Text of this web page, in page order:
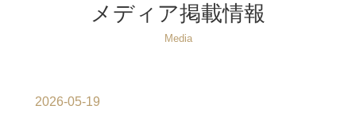
メディア掲載情報
Media
2026-05-19